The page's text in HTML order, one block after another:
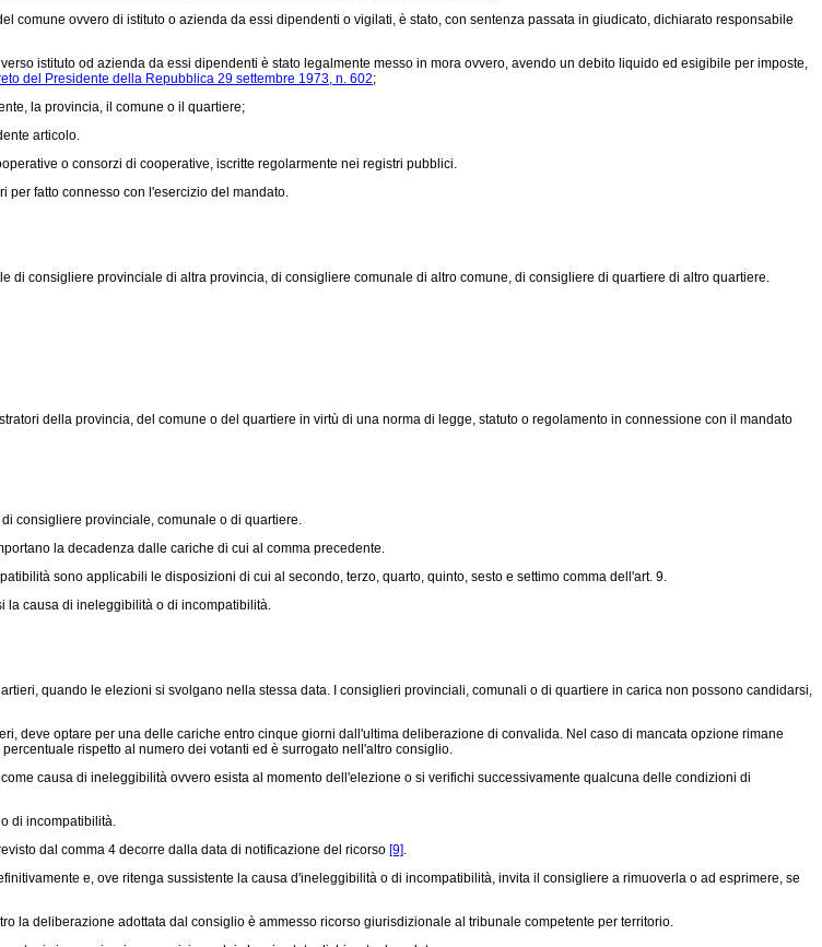
ovvero di istituto o azienda da essi dipendenti o vigilati, è stato, con sentenza passata in giudicato, dichiarato responsabile
istituto od azienda da essi dipendenti è stato legalmente messo in mora ovvero, avendo un debito liquido ed esigibile per imposte,
del Presidente della Repubblica 29 settembre 1973, n. 602;
la provincia, il comune o il quartiere;
articolo.
o consorzi di cooperative, iscritte regolarmente nei registri pubblici.
fatto connesso con l'esercizio del mandato.
consigliere provinciale di altra provincia, di consigliere comunale di altro comune, di consigliere di quartiere di altro quartiere.
della provincia, del comune o del quartiere in virtù di una norma di legge, statuto o regolamento in connessione con il mandato
consigliere provinciale, comunale o di quartiere.
la decadenza dalle cariche di cui al comma precedente.
sono applicabili le disposizioni di cui al secondo, terzo, quarto, quinto, sesto e settimo comma dell'art. 9.
causa di ineleggibilità o di incompatibilità.
quando le elezioni si svolgano nella stessa data. I consiglieri provinciali, comunali o di quartiere in carica non possono candidarsi,
optare per una delle cariche entro cinque giorni dall'ultima deliberazione di convalida. Nel caso di mancata opzione rimane
rispetto al numero dei votanti ed è surrogato nell'altro consiglio.
causa di ineleggibilità ovvero esista al momento dell'elezione o si verifichi successivamente qualcuna delle condizioni di
di incompatibilità.
dal comma 4 decorre dalla data di notificazione del ricorso [9].
e, ove ritenga sussistente la causa d'ineleggibilità o di incompatibilità, invita il consigliere a rimuoverla o ad esprimere, se
deliberazione adottata dal consiglio è ammesso ricorso giurisdizionale al tribunale competente per territorio.